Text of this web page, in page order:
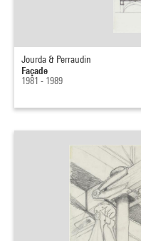
Jourda & Perraudin
Façade
1981 - 1989